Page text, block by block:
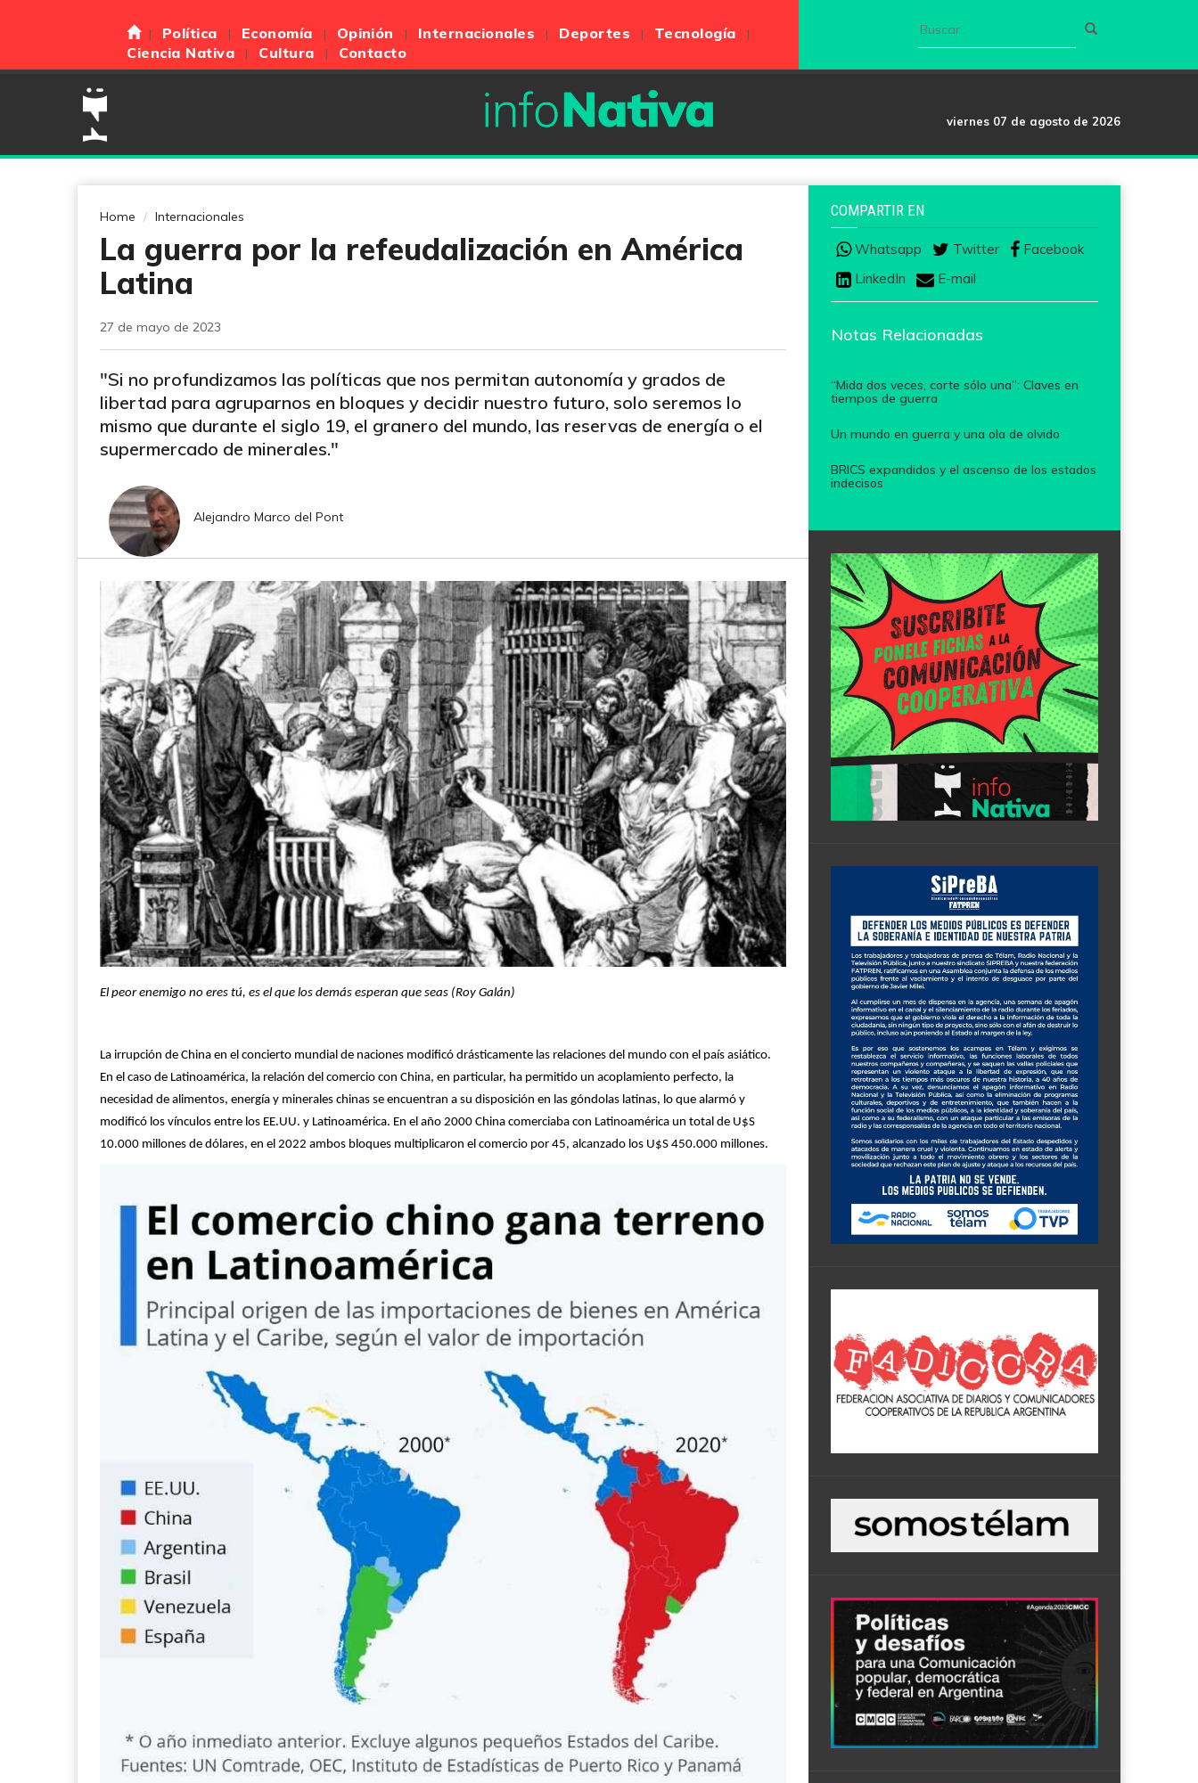
Política Economía Opinión Internacionales Deportes
Tecnología
Ciencia Nativa
Cultura Contacto
viernes 07 de agosto de 2026
Home Internacionales
La guerra por la refeudalización en América
Latina
27 de mayo de 2023
"Si no profundizamos las políticas que nos permitan autonomía y grados de
libertad para agruparnos en bloques y decidir nuestro futuro, solo seremos lo
mismo que durante el siglo 19, el granero del mundo, las reservas de energía o el
supermercado de minerales."
Alejandro Marco del Pont
El peor enemigo no eres tú, es el que los demás esperan que seas (Roy Galán)
La irrupción de China en el concierto mundial de naciones modificó drásticamente las relaciones del mundo con el país asiático.
En el caso de Latinoamérica, la relación del comercio con China, en particular, ha permitido un acoplamiento perfecto, la
necesidad de alimentos, energía y minerales chinas se encuentran a su disposición en las góndolas latinas, lo que alarmó y
modificó los vínculos entre los EE.UU. y Latinoamérica. En el año 2000 China comerciaba con Latinoamérica un total de U$S
10.000 millones de dólares, en el 2022 ambos bloques multiplicaron el comercio por 45, alcanzado los U$S 450.000 millones.
COMPARTIR EN
Whatsapp Twitter
Facebook
LinkedIn
E-mail
Notas Relacionadas
“Mida dos veces, corte sólo una”: Claves en
tiempos de guerra
Un mundo en guerra y una ola de olvido
BRICS expandidos y el ascenso de los estados
indecisos